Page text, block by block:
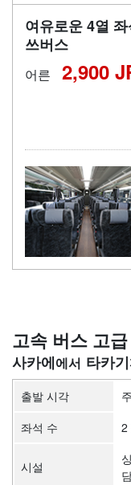
여유로운 4열
쓰버스
어른 2,900
고속 버스 고
사카에 타카기
출발 시각
좌석 수
2
시설